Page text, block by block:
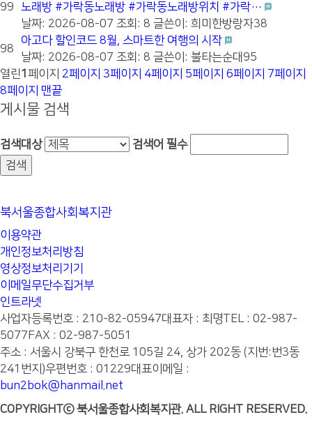
99
노래방 #가락동노래방 #가락동노래방위치 #가락…
날짜: 2026-08-07 조회: 8 글쓴이: 희미한방랑자38
98
아고다 할인코드 8월, 스마트한 여행의 시작
날짜: 2026-08-07 조회: 8 글쓴이: 불타는순대95
열린1 페이지 2페이지 3페이지 4페이지 5페이지 6페이지 7페이지
8페이지 맨끝
게시물 검색
검색대상 검색어 필수
북서울종합사회복지관
이용약관
개인정보처리방침
영상정보처리기기
이메일무단수집거부
인트라넷
사업자등록번호 : 210-82-05947대표자 : 최명TEL : 02-987-
5077 FAX : 02-987-5051
주소 : 서울시 강북구 한천로 105길 24, 상가 202동 (지번:번3동
241번지)우편번호 : 01229대표이메일 :
bun2bok@hanmail.net
COPYRIGHTⓒ 북서울종합사회복지관. ALL RIGHT RESERVED.